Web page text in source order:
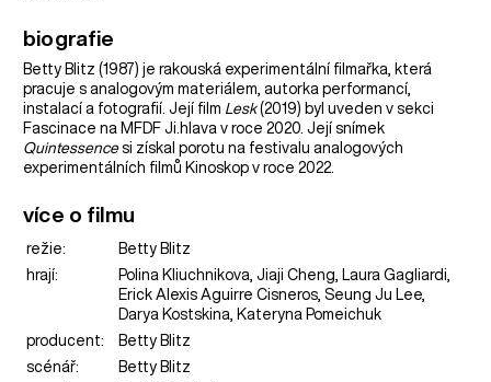
biografie
Betty Blitz (1987) je rakouská experimentální filmařka, která
pracuje s analogovým materiálem, autorka performancí,
instalací a fotografií. Její film Lesk(2019) byl uveden v sekci
Fascinace na MFDF Ji.hlava v roce 2020. Její snímek
Quintessencesi získal porotu na festivalu analogových
experimentálních filmů Kinoskop v roce 2022.
více o filmu
režie:
Betty Blitz
hrají:
Polina Kliuchnikova, Jiaji Cheng, Laura Gagliardi,
Erick Alexis Aguirre Cisneros, Seung Ju Lee,
Darya Kostskina, Kateryna Pomeichuk
producent:
Betty Blitz
scénář:
Betty Blitz